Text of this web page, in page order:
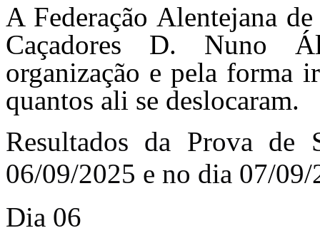
A Federação Alentejana
Caçadores D. Nuno
organização e pela forma
quantos ali se deslocaram.
Resultados da Prova de
06/09/2025 e no dia 07/09/
Dia 06